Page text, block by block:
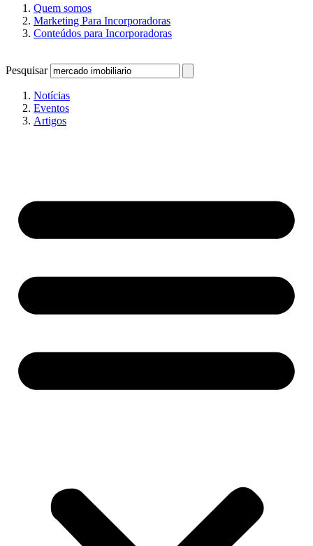
Quem somos
Marketing Para Incorporadoras
Conteúdos para Incorporadoras
Pesquisar
Notícias
Eventos
Artigos